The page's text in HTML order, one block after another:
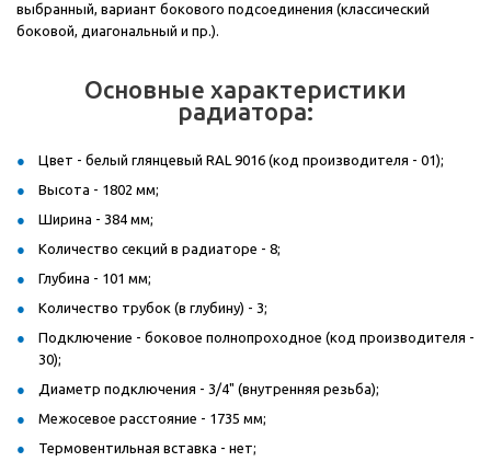
выбранный, вариант бокового подсоединения (классический
боковой, диагональный и пр.).
Основные характеристики
радиатора:
Цвет - белый глянцевый RAL 9016 (код производителя - 01);
Высота - 1802 мм;
Ширина - 384 мм;
Количество секций в радиаторе - 8;
Глубина - 101 мм;
Количество трубок (в глубину) - 3;
Подключение - боковое полнопроходное (код производителя -
30);
Диаметр подключения - 3/4" (внутренняя резьба);
Межосевое расстояние - 1735 мм;
Термовентильная вставка - нет;